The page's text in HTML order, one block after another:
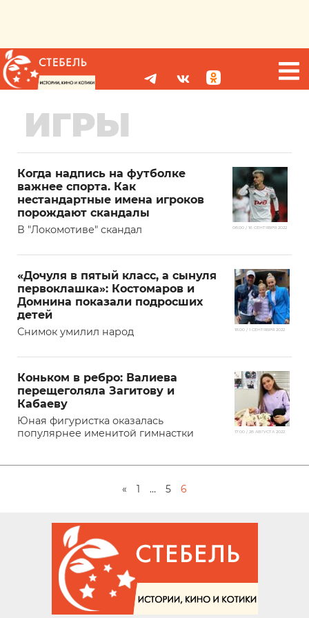
ИГРЫ
08:00 / 16 СЕНТЯБРЯ 2022
Когда надпись на футболке
важнее спорта. Как
нестандартные имена игроков
порождают скандалы
В "Локомотиве" скандал
18:00 / 1 СЕНТЯБРЯ 2022
«Дочуля в пятый класс, а сынуля
первоклашка»: Костомаров и
Домнина показали подросших
детей
Снимок умилил народ
17:00 / 28 АВГУСТА 2022
Коньком в ребро: Валиева
перещеголяла Загитову и
Кабаеву
Юная фигуристка оказалась
популярнее именитой гимнастки
« 1 … 5 6